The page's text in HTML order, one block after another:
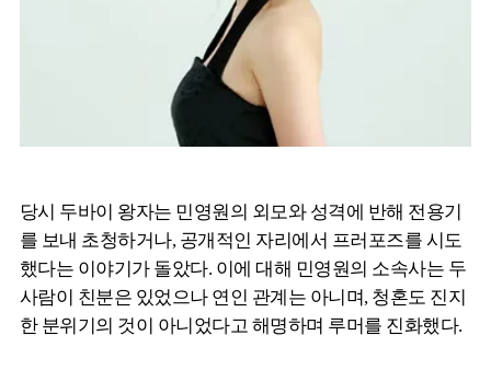
당시 두바이 왕자는 민영원의 외모와 성격에 반해 전용기
를 보내 초청하거나, 공개적인 자리에서 프러포즈를 시도
했다는 이야기가 돌았다. 이에 대해 민영원의 소속사는 두
사람이 친분은 있었으나 연인 관계는 아니며, 청혼도 진지
한 분위기의 것이 아니었다고 해명하며 루머를 진화했다.